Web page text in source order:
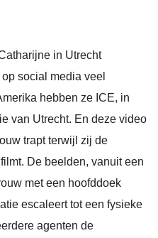
in Utrecht
social media veel
hebben ze ICE, in
van Utrecht. En deze video
trapt terwijl zij de
De beelden, vanuit een
met een hoofddoek
escaleert tot een fysieke
agenten de